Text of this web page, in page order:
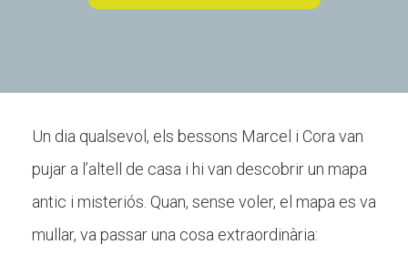
Un dia qualsevol, els bessons Marcel i Cora van
pujar a l’altell de casa i hi van descobrir un mapa
antic i misteriós. Quan, sense voler, el mapa es va
mullar, va passar una cosa extraordinària:
Missió i valors